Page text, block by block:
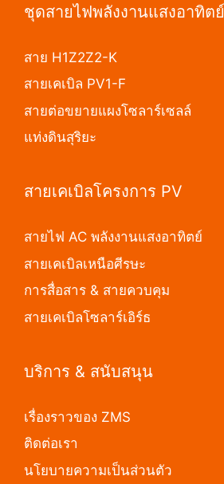
ชุดสายไฟพลังงานแสงอาทิตย์
สาย H1Z2Z2-K
สายเคเบิล PV1-F
สายต่อขยายแผงโซลาร์เซลล์
แท่งดินสุริยะ
สายเคเบิลโครงการ PV
สายไฟ AC พลังงานแสงอาทิตย์
สายเคเบิลเหนือศีรษะ
การสื่อสาร & สายควบคุม
สายเคเบิลโซลาร์เอิร์ธ
บริการ & สนับสนุน
เรื่องราวของ ZMS
ติดต่อเรา
นโยบายความเป็นส่วนตัว